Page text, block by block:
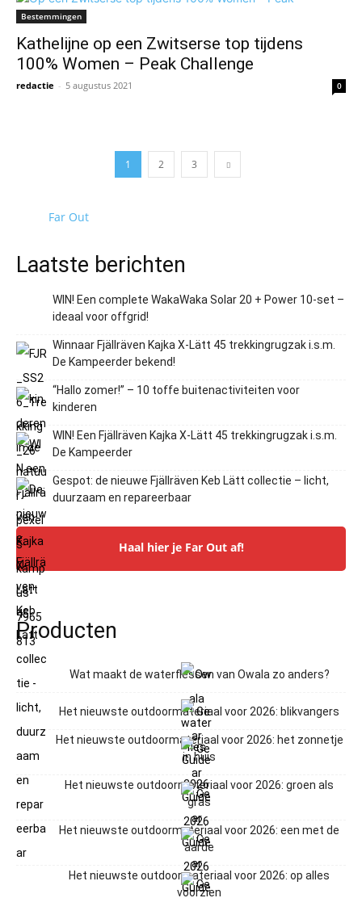
Bestemmingen
Kathelijne op een Zwitserse top tijdens
100% Women – Peak Challenge
redactie - 5 augustus 2021 0
1 2 3
Far Out
Laatste berichten
WIN! Een complete WakaWaka Solar 20 + Power 10-set –
ideaal voor offgrid!
Winnaar Fjällräven Kajka X-Lätt 45 trekkingrugzak i.s.m.
De Kampeerder bekend!
“Hallo zomer!” – 10 toffe buitenactiviteiten voor
kinderen
WIN! Een Fjällräven Kajka X-Lätt 45 trekkingrugzak i.s.m.
De Kampeerder
Gespot: de nieuwe Fjällräven Keb Lätt collectie – licht,
duurzaam en repareerbaar
Haal hier je Far Out af!
Producten
Wat maakt de waterflessen van Owala zo anders?
Het nieuwste outdoormateriaal voor 2026: blikvangers
Het nieuwste outdoormateriaal voor 2026: het zonnetje
in huis
Het nieuwste outdoormateriaal voor 2026: groen als
gras
Het nieuwste outdoormateriaal voor 2026: een met de
aarde
Het nieuwste outdoormateriaal voor 2026: op alles
voorzien